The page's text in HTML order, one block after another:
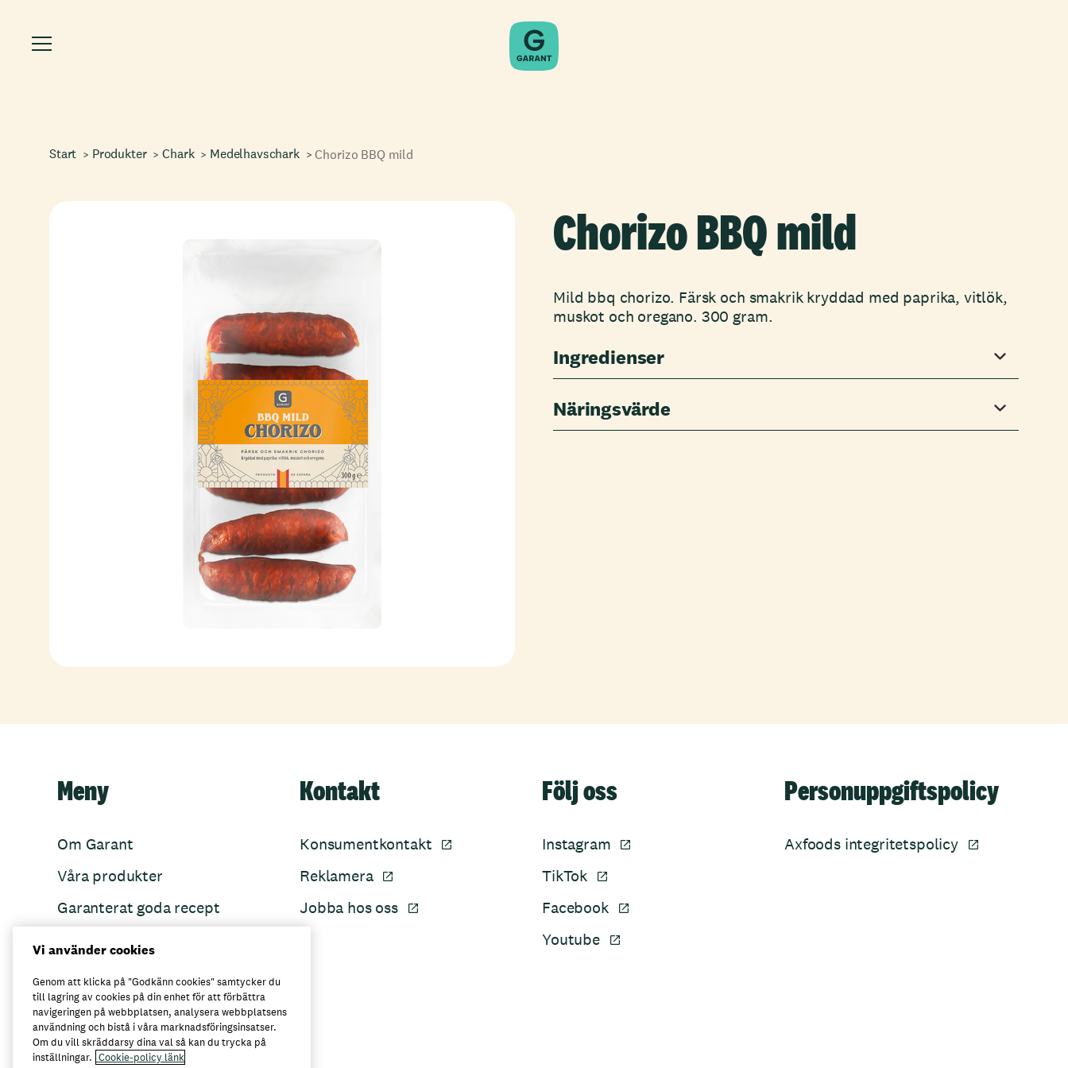
Start Produkter Chark Medelhavschark Chorizo BBQ mild
Chorizo BBQ mild
Mild bbq chorizo. Färsk och smakrik kryddad med paprika, vitlök,
muskot och oregano. 300 gram.
Ingredienser
Näringsvärde
Meny
Om Garant
Våra produkter
Garanterat goda recept
Kontakt
Konsumentkontakt
Reklamera
Jobba hos oss
Följ oss
Instagram
TikTok
Facebook
Youtube
Personuppgiftspolicy
Axfoods integritetspolicy
Här kan du köpa Garant
Vi använder cookies
Genom att klicka på "Godkänn cookies" samtycker du
till lagring av cookies på din enhet för att förbättra
navigeringen på webbplatsen, analysera webbplatsens
användning och bistå i våra marknadsföringsinsatser.
Om du vill skräddarsy dina val så kan du trycka på
inställningar. Cookie-policy länk